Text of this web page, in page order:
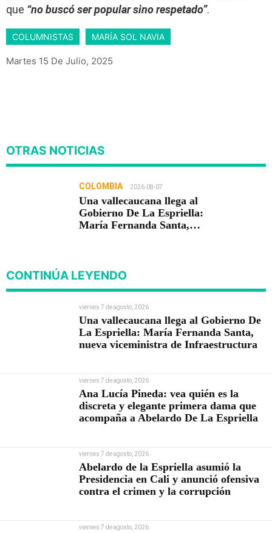
que “no buscó ser popular sino respetado”.
COLUMNISTAS MARÍA SOL NAVIA
Martes 15 De Julio, 2025
OTRAS NOTICIAS
COLOMBIA 2026-08-07
Una vallecaucana llega al
Gobierno De La Espriella:
María Fernanda Santa,
CONTINÚA LEYENDO
viernes 7 de agosto, 2026
Una vallecaucana llega al Gobierno De
La Espriella: María Fernanda Santa,
nueva viceministra de Infraestructura
viernes 7 de agosto, 2026
Ana Lucía Pineda: vea quién es la
discreta y elegante primera dama que
acompaña a Abelardo De La Espriella
viernes 7 de agosto, 2026
Abelardo de la Espriella asumió la
Presidencia en Cali y anunció ofensiva
contra el crimen y la corrupción
viernes 7 de agosto, 2026